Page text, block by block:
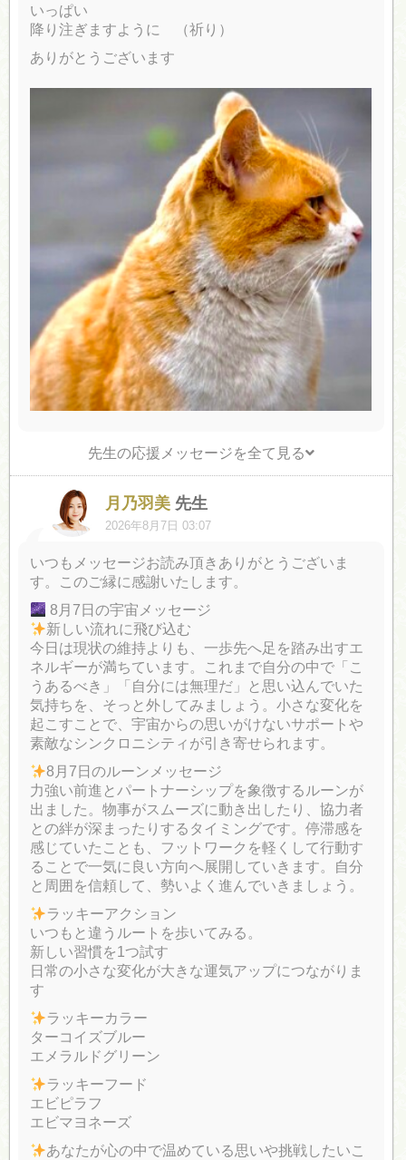
いっぱい
降り注ぎますように （祈り）
ありがとうございます
先生の応援メッセージを全て見る
月乃羽美 先生
2026年8月7日 03:07
いつもメッセージお読み頂きありがとうございま
す。このご縁に感謝いたします。
8月7日の宇宙メッセージ
新しい流れに飛び込む
今日は現状の維持よりも、一歩先へ足を踏み出すエ
ネルギーが満ちています。これまで自分の中で「こ
うあるべき」「自分には無理だ」と思い込んでいた
気持ちを、そっと外してみましょう。小さな変化を
起こすことで、宇宙からの思いがけないサポートや
素敵なシンクロニシティが引き寄せられます。
8月7日のルーンメッセージ
力強い前進とパートナーシップを象徴するルーンが
出ました。物事がスムーズに動き出したり、協力者
との絆が深まったりするタイミングです。停滞感を
感じていたことも、フットワークを軽くして行動す
ることで一気に良い方向へ展開していきます。自分
と周囲を信頼して、勢いよく進んでいきましょう。
ラッキーアクション
いつもと違うルートを歩いてみる。
新しい習慣を1つ試す
日常の小さな変化が大きな運気アップにつながりま
す
ラッキーカラー
ターコイズブルー
エメラルドグリーン
ラッキーフード
エビピラフ
エビマヨネーズ
あなたが心の中で温めている思いや挑戦したいこ